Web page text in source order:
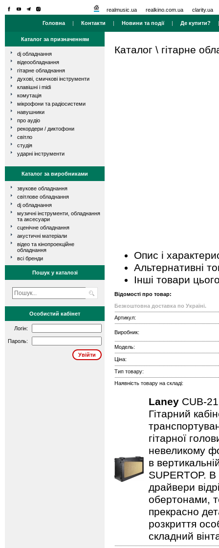
realmusic.ua realkino.com.ua clarity.ua
Головна | Контакти | Новини та події| Де купити?
Каталог за призначенням
dj обладнання
відеообладнання
гітарне обладнання
духові, смичкові інструменти
клавішні і midi
комутація
мікрофони та радіосистеми
навушники
про аудіо
рекордери / диктофони
світло
студія
ударні інструменти
Каталог за виробниками
звукове обладнання
світлове обладнання
dj обладнання
музичні інструменти, обладнання
та аксесуари
сценічне обладнання
акустичні матеріали
відео та кінопроекційне
обладнання
всі бренди
Пошук у каталозі
Особистий кабінет
Логін:
Пароль:
Каталог \ гітарне
Опис і
Альтернативні
Інші товари
Відомості про товар:
Безкоштовна доставка по Україні.
Артикул:
Виробник:
Модель:
Ціна:
Тип товару:
Наявність товару на складі:
Laney CUB-
Гітарний
гітарної
невеликому
в
SUPERTOP. В
драйвери
обертонами,
прекрасно
розкриття
складний